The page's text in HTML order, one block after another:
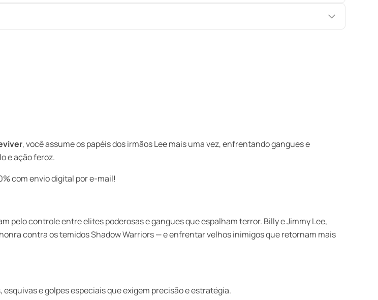
, você assume os papéis dos irmãos Lee mais uma vez, enfrentando gangues e
e ação feroz.
com envio digital por e-mail!
pelo controle entre elites poderosas e gangues que espalham terror. Billy e Jimmy Lee,
contra os temidos Shadow Warriors — e enfrentar velhos inimigos que retornam mais
e golpes especiais que exigem precisão e estratégia.